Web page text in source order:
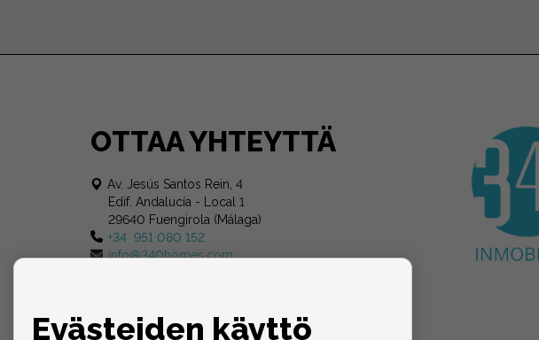
OTTAA YHTEYTTÄ
Av. Jesús Santos Rein, 4
Edif. Andalucía - Local 1
29640 Fuengirola (Málaga)
+34 951 080 152
info@340homes.com
Evästeiden käyttö